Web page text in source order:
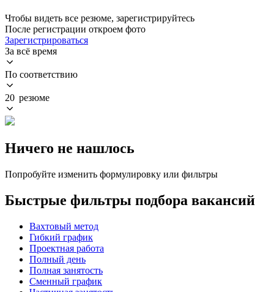
Чтобы видеть все резюме, зарегистрируйтесь
После регистрации откроем фото
Зарегистрироваться
За всё время
По соответствию
20 резюме
Ничего не нашлось
Попробуйте изменить формулировку или фильтры
Быстрые фильтры подбора вакансий
Вахтовый метод
Гибкий график
Проектная работа
Полный день
Полная занятость
Сменный график